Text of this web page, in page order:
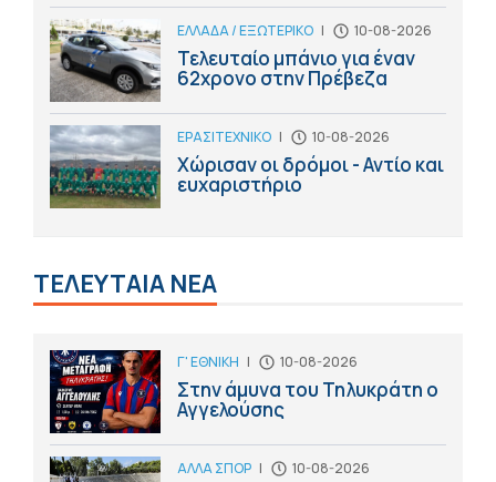
ΕΛΛΑΔΑ / ΕΞΩΤΕΡΙΚΟ | 10-08-2026
Τελευταίο μπάνιο για έναν
62χρονο στην Πρέβεζα
ΕΡΑΣΙΤΕΧΝΙΚΟ | 10-08-2026
Χώρισαν οι δρόμοι - Αντίο και
ευχαριστήριο
ΤΕΛΕΥΤΑΙΑ ΝΕΑ
Γ' ΕΘΝΙΚΗ | 10-08-2026
Στην άμυνα του Τηλυκράτη ο
Αγγελούσης
ΑΛΛΑ ΣΠΟΡ | 10-08-2026